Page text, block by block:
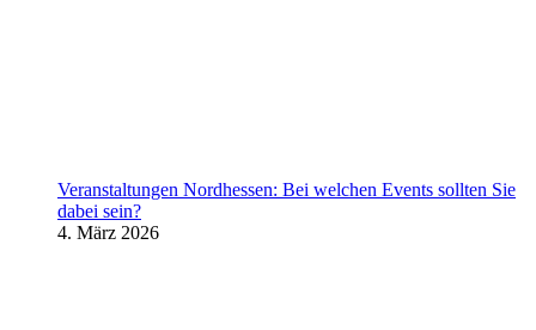
Veranstaltungen Nordhessen: Bei welchen Events sollten Sie
dabei sein?
4. März 2026